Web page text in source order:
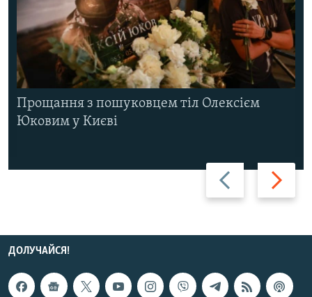
Назад Вперед
Прощання з пошуковцем тіл Олексієм
Юковим у Києві
ДОЛУЧАЙСЯ!